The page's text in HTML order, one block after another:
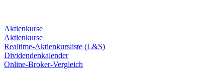
Aktienkurse
Aktienkurse
Realtime-Aktienkursliste (L&S)
Dividendenkalender
Online-Broker-Vergleich